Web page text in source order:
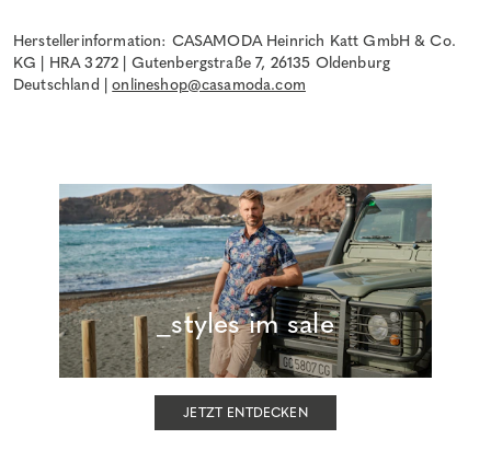
Herstellerinformation: CASAMODA Heinrich Katt GmbH & Co.
KG | HRA 3272 | Gutenbergstraße 7, 26135 Oldenburg
Deutschland |onlineshop@casamoda.com
_styles im sale
JETZT ENTDECKEN